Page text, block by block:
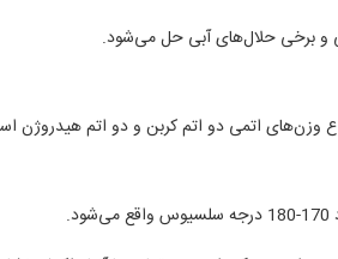
و برخی حلال‌های آبی حل می‌شود.
اتمی دو اتم کربن و دو اتم هیدروژن است که به ترتیب